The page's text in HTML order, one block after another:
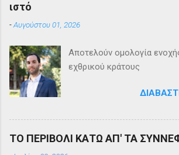
ιστό
-Αυγούστου 01, 2026
Αποτελούν ομολογία
εχθρικού κράτους
ΤΟ ΠΕΡΙΒΟΛΙ ΚΑΤΩ ΑΠ' ΤΑ